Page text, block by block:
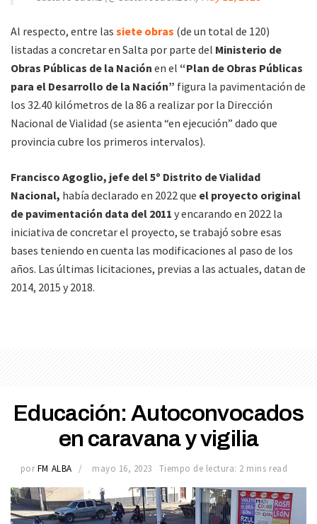
Al respecto, entre las siete obras (de un total de 120)
listadas a concretar en Salta por parte del Ministerio de
Obras Públicas de la Nación en el “Plan de Obras Públicas
para el Desarrollo de la Nación” figura la pavimentación de
los 32.40 kilómetros de la 86 a realizar por la Dirección
Nacional de Vialidad (se asienta “en ejecución” dado que
provincia cubre los primeros intervalos).
Francisco Agoglio, jefe del 5º Distrito de Vialidad
Nacional, había declarado en 2022 que el proyecto original
de pavimentación data del 2011 y encarando en 2022 la
iniciativa de concretar el proyecto, se trabajó sobre esas
bases teniendo en cuenta las modificaciones al paso de los
años. Las últimas licitaciones, previas a las actuales, datan de
2014, 2015 y 2018.
Educación: Autoconvocados
en caravana y vigilia
por FM ALBA mayo 16, 2023 Tiempo de lectura: 2 mins read